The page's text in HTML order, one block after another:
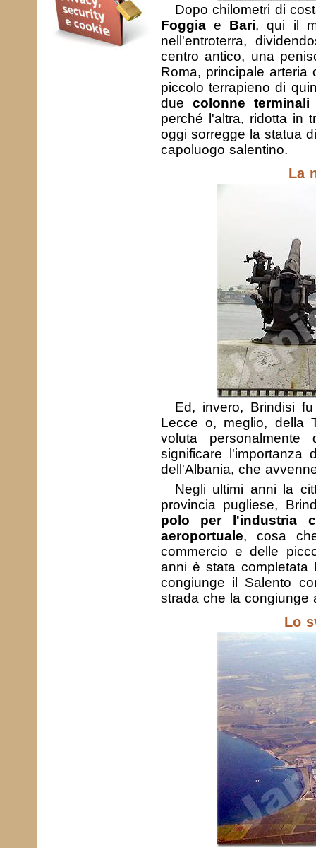
Dopo chilometri di
Foggiae Bari, qui il
nell'entroterra,
centro antico, una
Roma, principale
piccolo terrapieno di
due colonne
perché l'altra, ridotta in
oggi sorregge la statua
capoluogo salentino.
La
Ed, invero, Brindisi
Lecce o, meglio, della
voluta
significare l'importanza
dell'Albania, che
Negli ultimi anni la
provincia pugliese,
polo per l'industria
aeroportuale, cosa
commercio e delle
anni è stata completata
congiunge il Salento
strada che la congiunge
Lo